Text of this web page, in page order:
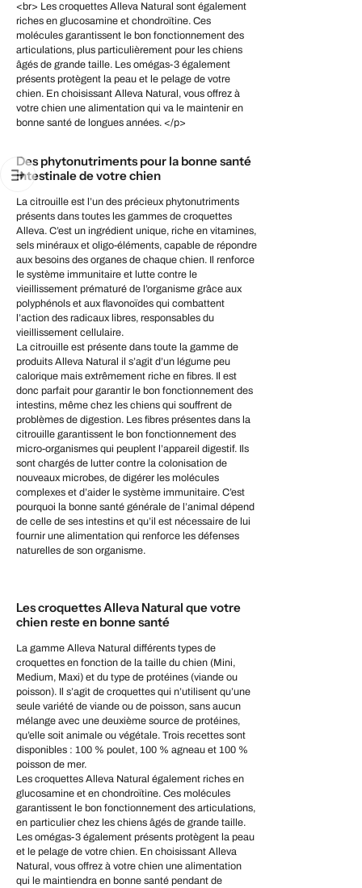
Des phytonutriments pour la bonne santé
intestinale de votre chien
La citrouille est l’un des précieux phytonutriments
présents dans toutes les gammes de croquettes
Alleva. C’est un ingrédient unique, riche en vitamines,
sels minéraux et oligo-éléments, capable de répondre
aux besoins des organes de chaque chien. Il renforce
le système immunitaire et lutte contre le
vieillissement prématuré de l’organisme grâce aux
polyphénols et aux flavonoïdes qui combattent
l’action des radicaux libres, responsables du
vieillissement cellulaire.
La citrouille est présente dans toute la gamme de
produits Alleva Natural il s’agit d’un légume peu
calorique mais extrêmement riche en fibres. Il est
donc parfait pour garantir le bon fonctionnement des
intestins, même chez les chiens qui souffrent de
problèmes de digestion. Les fibres présentes dans la
citrouille garantissent le bon fonctionnement des
micro-organismes qui peuplent l’appareil digestif. Ils
sont chargés de lutter contre la colonisation de
nouveaux microbes, de digérer les molécules
complexes et d’aider le système immunitaire. C’est
pourquoi la bonne santé générale de l’animal dépend
de celle de ses intestins et qu’il est nécessaire de lui
fournir une alimentation qui renforce les défenses
naturelles de son organisme.
Les croquettes Alleva Natural que votre
chien reste en bonne santé
La gamme Alleva Natural différents types de
croquettes en fonction de la taille du chien (Mini,
Medium, Maxi) et du type de protéines (viande ou
poisson). Il s’agit de croquettes qui n’utilisent qu’une
seule variété de viande ou de poisson, sans aucun
mélange avec une deuxième source de protéines,
qu’elle soit animale ou végétale. Trois recettes sont
disponibles : 100 % poulet, 100 % agneau et 100 %
poisson de mer.
Les croquettes Alleva Natural également riches en
glucosamine et en chondroïtine. Ces molécules
garantissent le bon fonctionnement des articulations,
en particulier chez les chiens âgés de grande taille.
Les omégas-3 également présents protègent la peau
et le pelage de votre chien. En choisissant Alleva
Natural, vous offrez à votre chien une alimentation
qui le maintiendra en bonne santé pendant de